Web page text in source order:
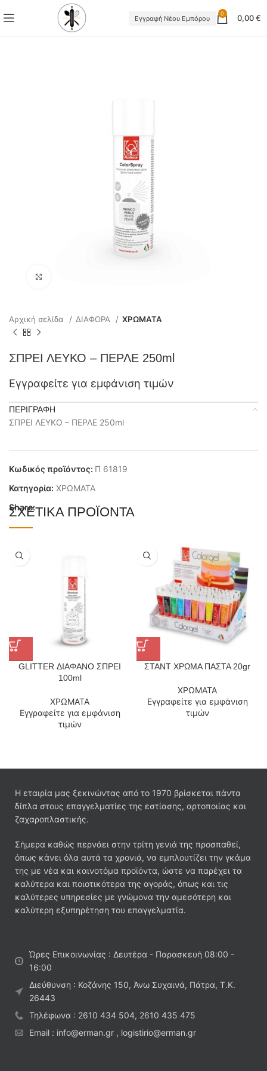
Εγγραφή Νέου Εμπόρου
0 0,00€
Αρχική σελίδα ΔΙΑΦΟΡΑ ΧΡΩΜΑΤΑ
ΣΠΡΕΙ ΛΕΥΚΟ – ΠΕΡΛΕ 250ml
Εγγραφείτε για εμφάνιση τιμών
ΠΕΡΙΓΡΑΦΉ
ΣΠΡΕΙ ΛΕΥΚΟ – ΠΕΡΛΕ 250ml
Κωδικός προϊόντος: Π 61819
Κατηγορία: ΧΡΩΜΑΤΑ
Share:
ΣΧΕΤΙΚΆ ΠΡΟΪΌΝΤΑ
GLITTER ΔΙΑΦΑΝΟ ΣΠΡΕΙ
100ml
ΧΡΩΜΑΤΑ
Εγγραφείτε για εμφάνιση
τιμών
ΣΤΑΝΤ ΧΡΩΜΑ ΠΑΣΤΑ 20gr
ΧΡΩΜΑΤΑ
Εγγραφείτε για εμφάνιση
τιμών
Η εταιρία μας ξεκινώντας από το 1970 βρίσκεται πάντα
δίπλα στους επαγγελματίες της εστίασης, αρτοποιίας και
ζαχαροπλαστικής.
Σήμερα καθώς περνάει στην τρίτη γενιά της προσπαθεί,
όπως κάνει όλα αυτά τα χρονιά, να εμπλουτίζει την γκάμα
της με νέα και καινοτόμα προϊόντα, ώστε να παρέχει τα
καλύτερα και ποιοτικότερα της αγοράς, όπως και τις
καλύτερες υπηρεσίες με γνώμονα την αμεσότερη και
καλύτερη εξυπηρέτηση του επαγγελματία.
Ώρες Επικοινωνίας : Δευτέρα - Παρασκευή 08:00 -
16:00
Διεύθυνση : Κοζάνης 150, Άνω Συχαινά, Πάτρα, Τ.Κ.
26443
Τηλέφωνα : 2610 434 504, 2610 435 475
Email : info@erman.gr , logistirio@erman.gr